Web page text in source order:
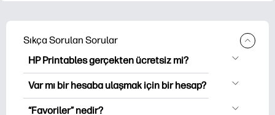
Sıkça Sorulan Sorular
HP Printables gerçekten ücretsiz mi?
HP Printables, indirme ve indirme için
2,500'den fazla ücretsiz yazılabilir ürün
sunar. Popüler boyama sayfaları,
Var mı bir hesaba ulaşmak için bir hesap?
Hesabı oluşturmadan keşfedebilir ve
“Favoriler” nedir?